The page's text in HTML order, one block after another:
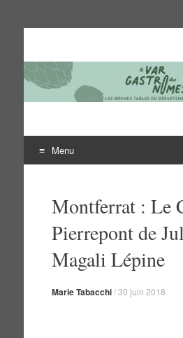
Le Var des
Les bonnes tables du
Menu
contenuMontferrat : Le
Pierrepont de
Magali Lépine
Marie Tabacchi/30 juin 2018